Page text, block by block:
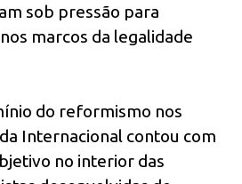
sob pressão para
marcos da legalidade
do reformismo nos
Internacional contou com
no interior das